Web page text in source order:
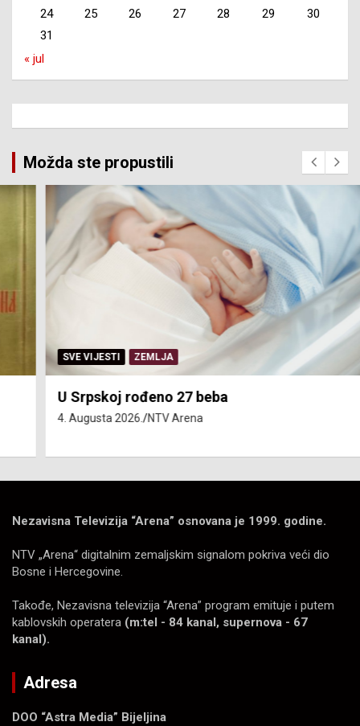
24
25 26 27 28 29
30
31
« jul
Možda ste propustili
SVE VIJESTI ZEMLJA
U Srpskoj rođeno 27 beba
4. Augusta 2026. NTV Arena
Nezavisna Televizija “Arena” osnovana je 1999. godine.
NTV „Arena“ digitalnim zemaljskim signalom pokriva veći dio
Bosne i Hercegovine.
Takođe, Nezavisna televizija “Arena” program emituje i putem
kablovskih operatera (m:tel - 84 kanal, supernova - 67
kanal).
Adresa
DOO “Astra Media” Bijeljina